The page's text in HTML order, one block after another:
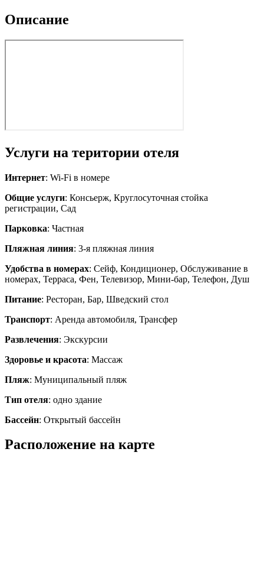
Описание
Услуги на територии отеля
Интернет: Wi-Fi в номере
Общие услуги: Консьерж, Круглосуточная стойка
регистрации, Сад
Парковка: Частная
Пляжная линия: 3-я пляжная линия
Удобства в номерах: Сейф, Кондиционер, Обслуживание в
номерах, Терраса, Фен, Телевизор, Мини-бар, Телефон, Душ
Питание: Ресторан, Бар, Шведский стол
Транспорт: Аренда автомобиля, Трансфер
Развлечения: Экскурсии
Здоровье и красота: Массаж
Пляж: Муниципальный пляж
Тип отеля: одно здание
Бассейн: Открытый бассейн
Расположение на карте